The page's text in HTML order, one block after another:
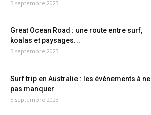
5 septembre 2023
Great Ocean Road : une route entre surf,
koalas et paysages...
5 septembre 2023
Surf trip en Australie : les événements à ne
pas manquer
5 septembre 2023